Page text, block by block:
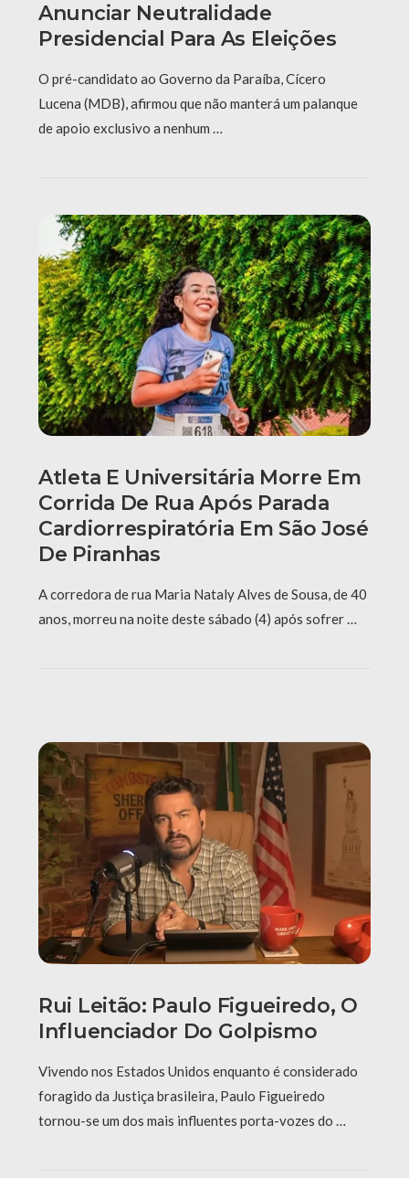
Anunciar Neutralidade
Presidencial Para As Eleições
O pré-candidato ao Governo da Paraíba, Cícero
Lucena (MDB), afirmou que não manterá um palanque
de apoio exclusivo a nenhum …
Atleta E Universitária Morre Em
Corrida De Rua Após Parada
Cardiorrespiratória Em São José
De Piranhas
A corredora de rua Maria Nataly Alves de Sousa, de 40
anos, morreu na noite deste sábado (4) após sofrer …
Rui Leitão: Paulo Figueiredo, O
Influenciador Do Golpismo
Vivendo nos Estados Unidos enquanto é considerado
foragido da Justiça brasileira, Paulo Figueiredo
tornou-se um dos mais influentes porta-vozes do …